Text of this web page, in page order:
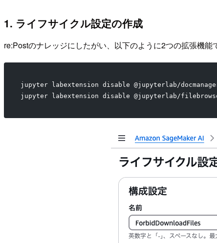
1. ライフサイクル設定の作成
re:Postのナレッジにしたがい、以下のように2つの拡張機
jupyter labextension disable @jupyterlab/
jupyter labextension disable @jupyterlab/